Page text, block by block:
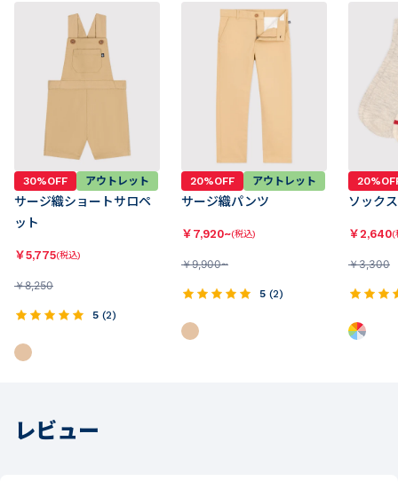
30%OFF アウトレット
サージ織ショートサロペ
ット
￥5,775(税込)
￥8,250
5 (2)
20%OFF アウトレット
サージ織パンツ
￥ 7,920~(税込)
￥9,900~
5 (2)
ソック
￥2,640(
￥3,300
レビュー